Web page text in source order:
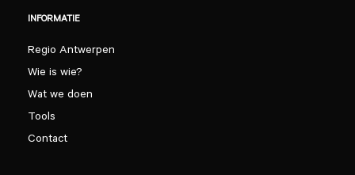
INFORMATIE
Regio Antwerpen
Wie is wie?
Wat we doen
Tools
Contact